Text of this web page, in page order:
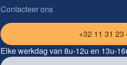
Contacteer ons
+32 11 31 23
Elke werkdag van 8u-12u en 13u-